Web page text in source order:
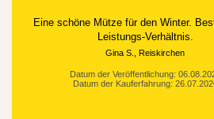
Alles gut geklappt
Datum der Kauferfahrung: 21.07.2026